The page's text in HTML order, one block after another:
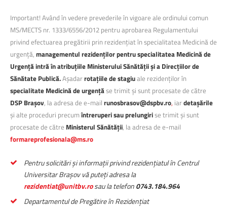
Important! Având în vedere prevederile în vigoare ale ordinului comun
MS/MECTS nr. 1333/6556/2012 pentru aprobarea Regulamentului
privind efectuarea pregătirii prin rezidențiat în specialitatea Medicină de
urgență, managementul rezidenților pentru specialitatea Medicină de
Urgență intră în atribuțiile Ministerului Sănătății și a Direcțiilor de
Sănătate Publică.Așadarrotațiile de stagiuale rezidenților în
specialitate Medicină de urgențăse trimit și sunt procesate de către
DSP Brașov, la adresa de e-mail runosbrasov@dspbv.ro, iardetașările
și alte proceduri precumîntreruperi sau prelungirise trimit și sunt
procesate de către Ministerul Sănătății, la adresa de e-mail
formareprofesionala@ms.ro
Pentru solicitări și informații privind rezidențiatul în Centrul
Universitar Brașov vă puteți adresa la
rezidentiat@unitbv.rosau la telefon0743.184.964
Departamentul de Pregătire în Rezidențiat